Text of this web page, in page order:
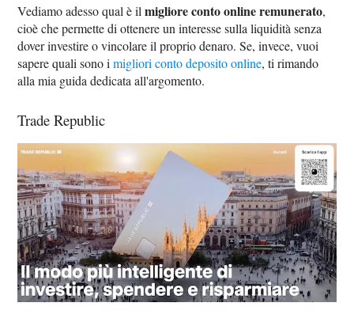
Vediamo adesso qual è ilmigliore conto online remunerato,
cioè che permette di ottenere un interesse sulla liquidità senza
dover investire o vincolare il proprio denaro. Se, invece, vuoi
sapere quali sono imigliori conto deposito online, ti rimando
alla mia guida dedicata all'argomento.
Trade Republic